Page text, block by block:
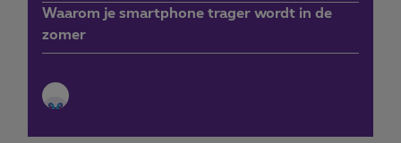
Waarom je smartphone trager wordt in de
zomer